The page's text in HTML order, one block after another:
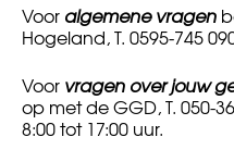
Voor algemene vragen
Hogeland, T. 0595-745
Voor vragen over jouw
op met de GGD, T. 050-
8:00 tot 17:00 uur.